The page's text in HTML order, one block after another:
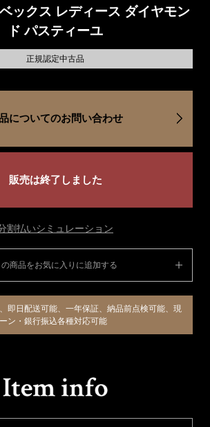
ックス レディース ダイヤモン
ド パスティーユ
正規認定中古品
についてのお問い合わせ
販売は終了しました
割払いシミュレーション
の商品をお気に入りに追加する
即日配送可能、一年保証、納品前点検可能、現
ン・銀行振込各種対応可能